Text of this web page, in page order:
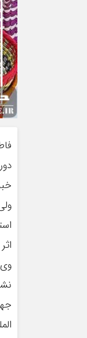
اثر از البرز و